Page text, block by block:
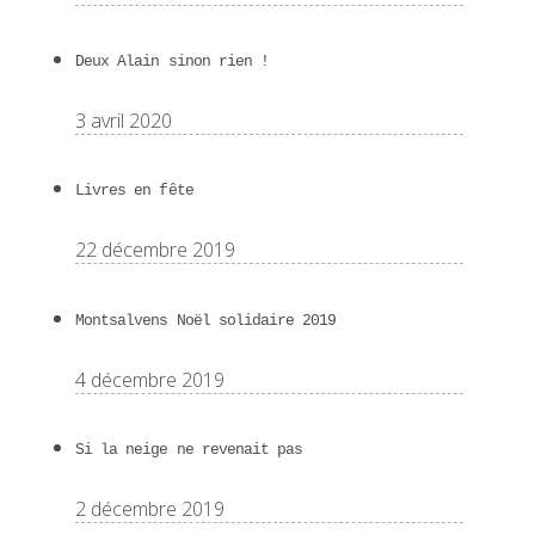
Deux Alain sinon rien !
3 avril 2020
Livres en fête
22 décembre 2019
Montsalvens Noël solidaire 2019
4 décembre 2019
Si la neige ne revenait pas
2 décembre 2019